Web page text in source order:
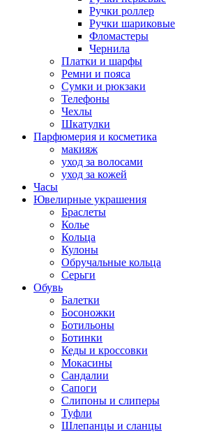
Ручки роллер
Ручки шариковые
Фломастеры
Чернила
Платки и шарфы
Ремни и пояса
Сумки и рюкзаки
Телефоны
Чехлы
Шкатулки
Парфюмерия и косметика
макияж
уход за волосами
уход за кожей
Часы
Ювелирные украшения
Браслеты
Колье
Кольца
Кулоны
Обручальные кольца
Серьги
Обувь
Балетки
Босоножки
Ботильоны
Ботинки
Кеды и кроссовки
Мокасины
Сандалии
Сапоги
Слипоны и слиперы
Туфли
Шлепанцы и сланцы